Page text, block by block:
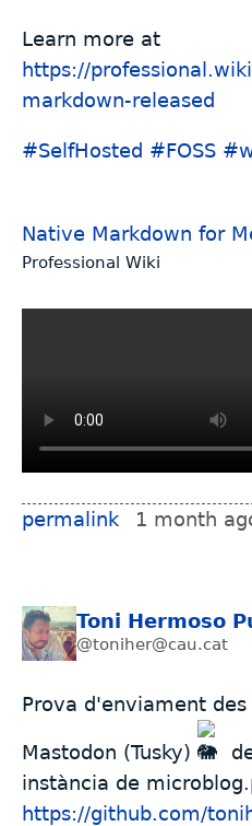
Learn more at
https://
markdown-released
#SelfHosted #FOSS #
Native Markdown for
Professional Wiki
permalink 1 month
Toni Hermoso
@toniher@cau.cat
Prova d'enviament
Mastodon (Tusky)
instància de
https://github.com/